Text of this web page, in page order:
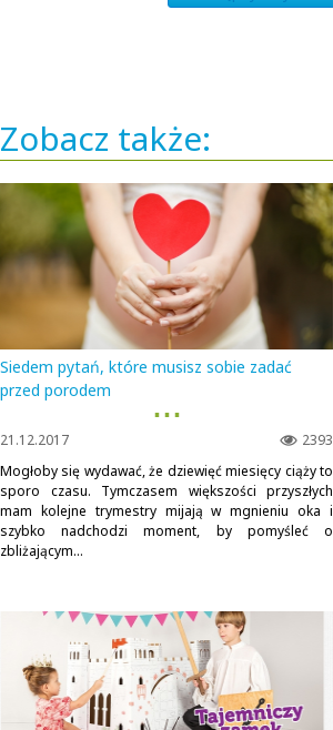
Zobacz także:
Siedem pytań, które musisz sobie zadać
przed porodem
▪ ▪ ▪
2393
21.12.2017
Mogłoby się wydawać, że dziewięć miesięcy ciąży to
sporo czasu. Tymczasem większości przyszłych
mam kolejne trymestry mijają w mgnieniu oka i
szybko nadchodzi moment, by pomyśleć o
zbliżającym...